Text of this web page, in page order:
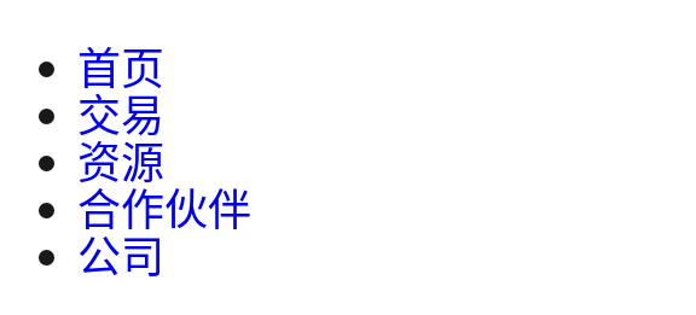
首页
交易
资源
合作伙伴
公司